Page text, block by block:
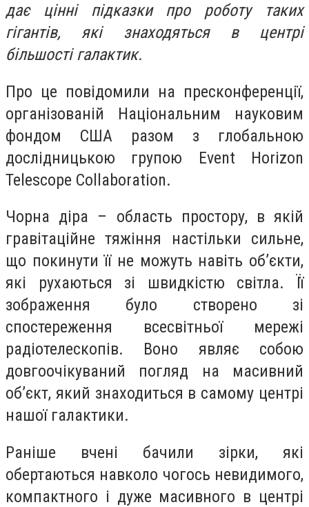
дає цінні підказки про роботу таких
гігантів, які знаходяться в центрі
більшості галактик.
Про це повідомили на пресконференції,
організованій Національним науковим
фондом США разом з глобальною
дослідницькою групою Event Horizon
Telescope Collaboration.
Чорна діра – область простору, в якій
гравітаційне тяжіння настільки сильне,
що покинути її не можуть навіть об’єкти,
які рухаються зі швидкістю світла. Її
зображення було створено зі
спостереження всесвітньої мережі
радіотелескопів. Воно являє собою
довгоочікуваний погляд на масивний
об’єкт, який знаходиться в самому центрі
нашої галактики.
Раніше вчені бачили зірки, які
обертаються навколо чогось невидимого,
компактного і дуже масивного в центрі